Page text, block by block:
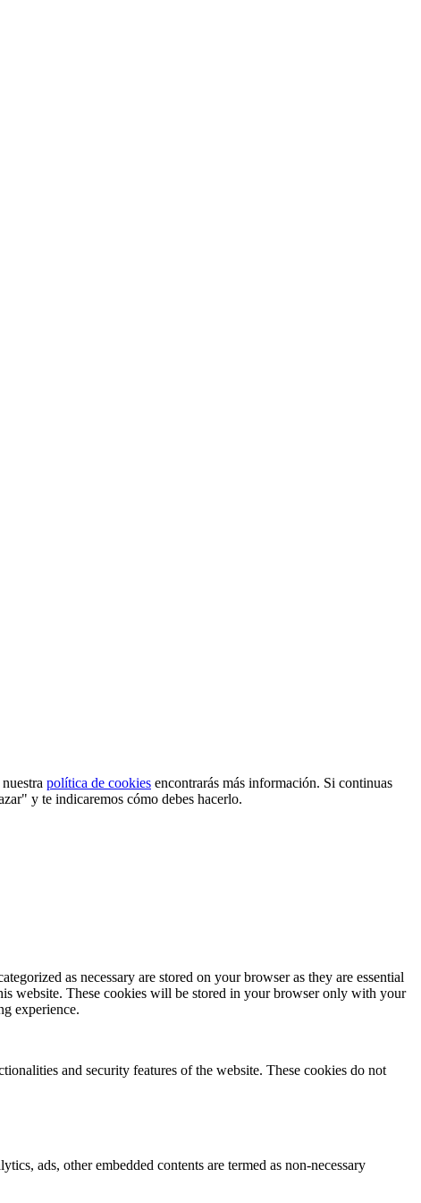
política de cookies encontrarás más información. Si continuas
y te indicaremos cómo debes hacerlo.
as necessary are stored on your browser as they are essential
website. These cookies will be stored in your browser only with your
experience.
and security features of the website. These cookies do not
ads, other embedded contents are termed as non-necessary